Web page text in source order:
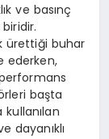
ve basınç
ürettiği buhar
ederken,
başta
dayanıklı